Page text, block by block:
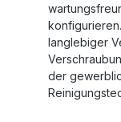
langlebiger
der